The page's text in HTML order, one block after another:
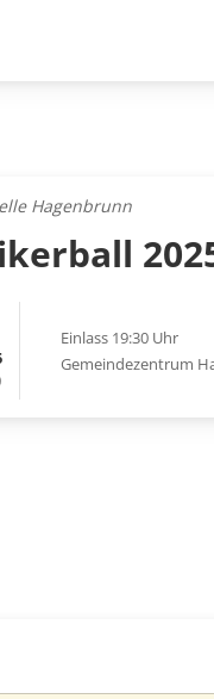
Hagenbrunn
Einlass 19:30 Uhr
Gemeindezentrum